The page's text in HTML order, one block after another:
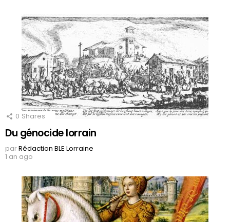
0 Shares
Du génocide lorrain
parRédaction BLE Lorraine
1 an ago